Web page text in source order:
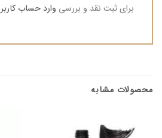
برای ثبت نقد و بررسی وارد حساب
محصولات مشابه